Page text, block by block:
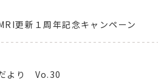
更新１周年記念キャンペーン
だより Vo.30